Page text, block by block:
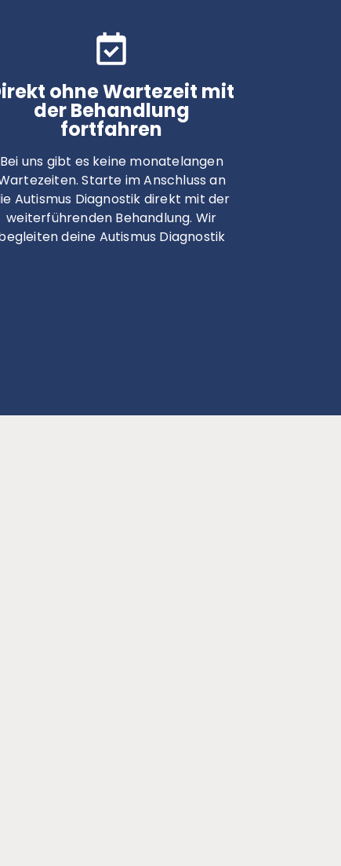
ohne Wartezeit mit
der Behandlung
fortfahren
Bei uns gibt es keine monatelangen
Starte im Anschluss an
Autismus Diagnostik direkt mit der
weiterführenden Behandlung. Wir
deine Autismus Diagnostik